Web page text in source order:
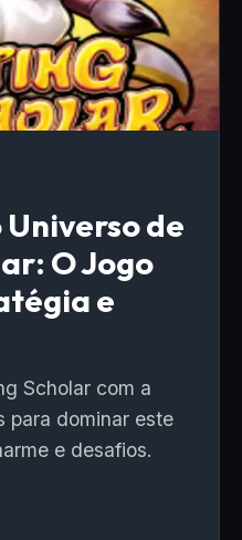
de
O Jogo
e
Scholar com a
para dominar este
e desafios.